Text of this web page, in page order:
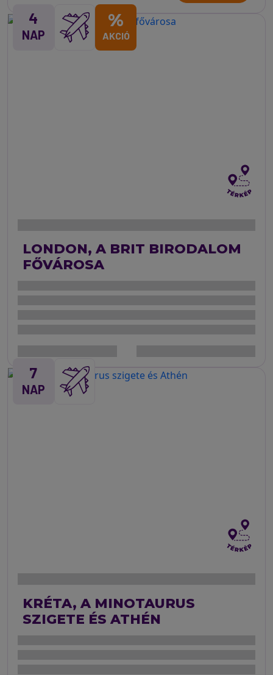
4
NAP
%
AKCIÓ
LONDON, A BRIT BIRODALOM
FŐVÁROSA
7
NAP
KRÉTA, A MINOTAURUS
SZIGETE ÉS ATHÉN